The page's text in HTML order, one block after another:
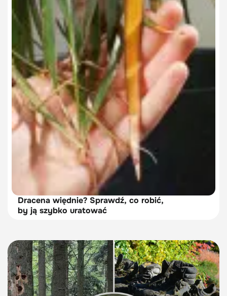
Dracena więdnie? Sprawdź, co robić,
by ją szybko uratować